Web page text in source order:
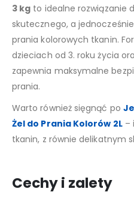
3 kg to idealne rozwiązanie
skutecznego, a
prania kolorowych tkanin.
dzieciach od 3. roku życia
zapewnia maksymalne
prania.
Warto również sięgnąć po
Żel do Prania Kolorów 2L–
tkanin, z równie delikatnym
Cechy i zalety